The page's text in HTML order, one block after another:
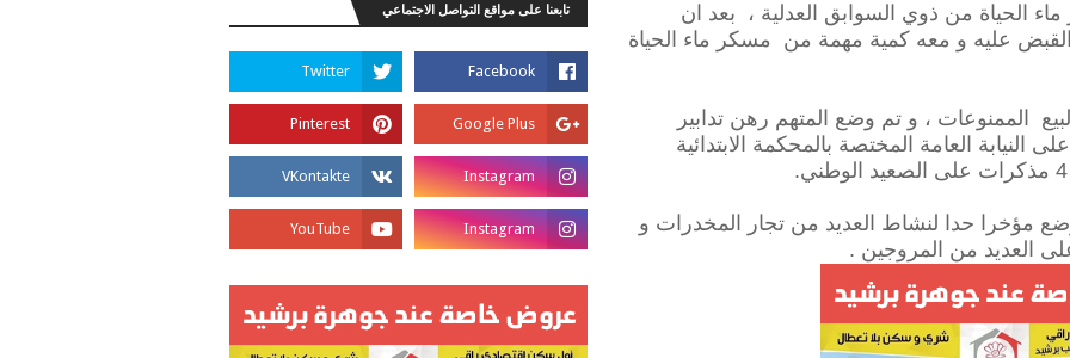
الحياة من ذوي السوابق العدلية ، بعد ان
عليه و معه كمية مهمة من مسكر ماء الحياة
الممنوعات ، و تم وضع المتهم رهن تدابير
العامة المختصة بالمحكمة الابتدائية
مؤخرا حدا لنشاط العديد من تجار المخدرات و
العديد من المروجين .
تابعنا على مواقع التواصل الاجتماعي